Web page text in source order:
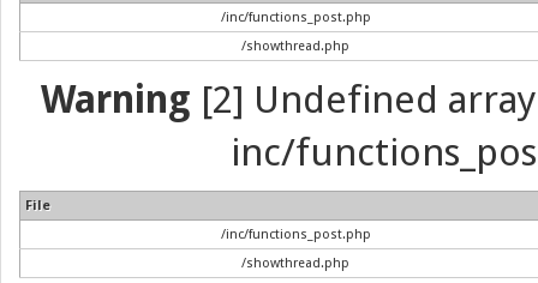
/inc/functions_post.php
/showthread.php
Warning [2] Undefined
inc/
File
/inc/functions_post.php
/showthread.php